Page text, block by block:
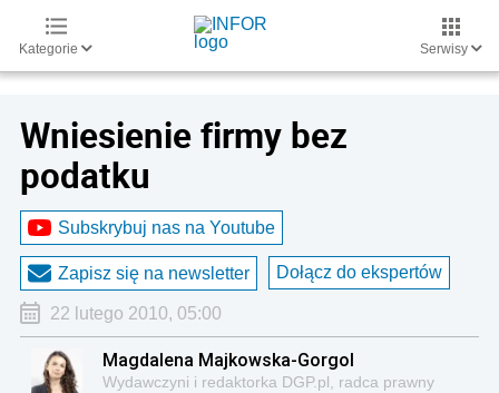
Kategorie Serwisy
Wniesienie firmy bez
podatku
Subskrybuj nas na Youtube
Zapisz się na newsletter Dołącz do ekspertów
22 lutego 2010, 05:00
Magdalena Majkowska-Gorgol
Wydawczyni i redaktorka DGP.pl, radca prawny